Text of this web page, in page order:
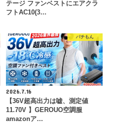
テージ ファンベストにエアクラ
フトAC10(3…
パチもん
2026.7.16
【36V超高出力は嘘、測定値
11.70V 】GEROUO空調服
amazonア…